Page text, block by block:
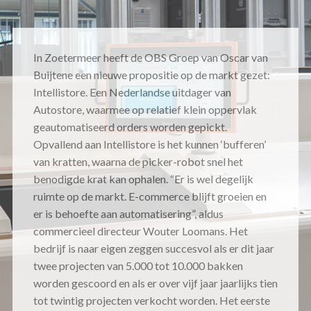
In Zoetermeer heeft de OBS Groep van Oscar van
Buijtene een nieuwe propositie op de markt gezet:
Intellistore. Een Nederlandse uitdager van
Autostore, waarmee op relatief klein oppervlak
geautomatiseerd orders worden gepickt.
Opvallend aan Intellistore is het kunnen ‘bufferen’
van kratten, waarna de picker-robot snel het
benodigde krat kan ophalen. “Er is wel degelijk
ruimte op de markt. E-commerce blijft groeien en
er is behoefte aan automatisering”, aldus
commercieel directeur Wouter Loomans. Het
bedrijf is naar eigen zeggen succesvol als er dit jaar
twee projecten van 5.000 tot 10.000 bakken
worden gescoord en als er over vijf jaar jaarlijks tien
tot twintig projecten verkocht worden. Het eerste